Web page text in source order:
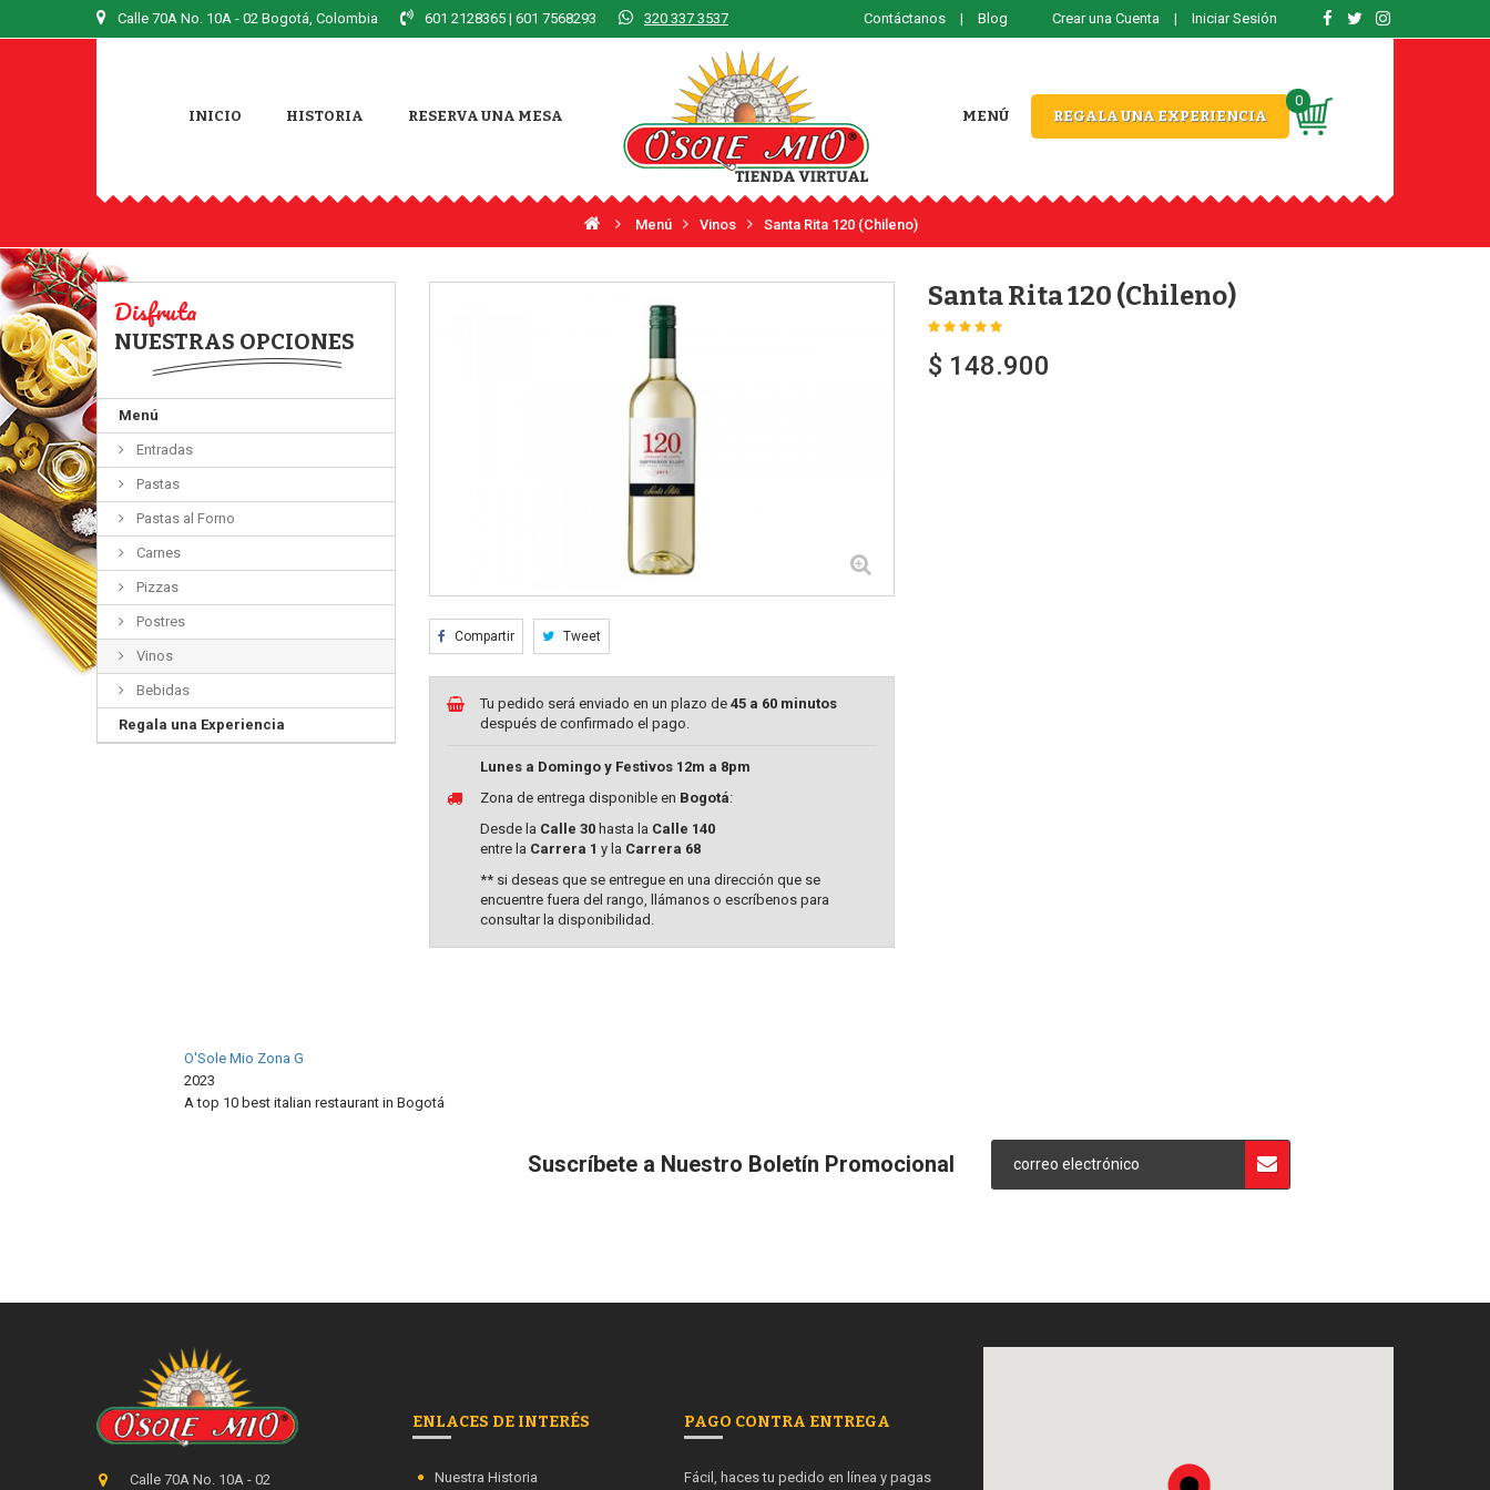
Calle 70A No. 10A - 02 Bogotá, Colombia 601 2128365 | 601 7568293 320 337 3537 Crear una Cuenta | Iniciar Sesión
Contáctanos | Blog
INICIO HISTORIA RESERVA UNA MESA MENÚ REGALA UNA EXPERIENCIA
0
Menú Vinos Santa Rita 120 (Chileno)
Disfruta
NUESTRAS OPCIONES
Menú
Entradas
Pastas
Pastas al Forno
Carnes
Pizzas
Postres
Vinos
Bebidas
Regala una Experiencia
Compartir Tweet
Tu pedido será enviado en un plazo de 45 a 60 minutos
después de confirmado el pago.
Lunes a Domingo y Festivos 12m a 8pm
Zona de entrega disponible en Bogotá:
Desde la Calle 30 hasta la Calle 140
entre la Carrera 1 y la Carrera 68
** si deseas que se entregue en una dirección que se
encuentre fuera del rango, llámanos o escríbenos para
consultar la disponibilidad.
Santa Rita 120 (Chileno)
$ 148.900
O'Sole Mio Zona G
2023
A top 10 best italian restaurant in Bogotá
Suscríbete a Nuestro Boletín Promocional
Calle 70A No. 10A - 02
ENLACES DE INTERÉS
Nuestra Historia
PAGO CONTRA ENTREGA
Fácil, haces tu pedido en línea y pagas